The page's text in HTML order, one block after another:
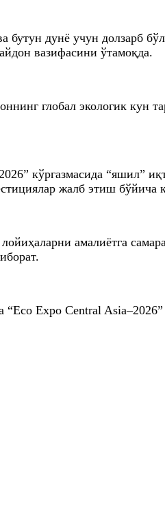
дунё учун долзарб
вазифасини ўтамоқда.
глобал экологик кун
кўргазмасида “яшил”
жалб этиш бўйича
амалиётга
Expo Central